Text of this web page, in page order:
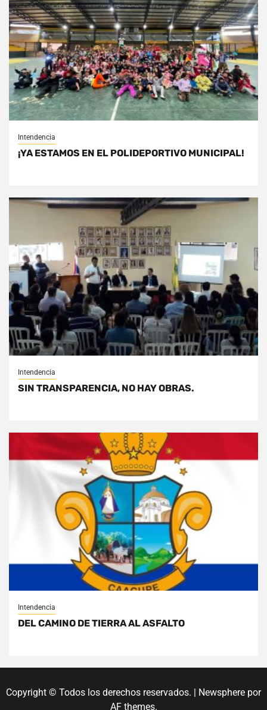
Intendencia
¡YA ESTAMOS EN EL POLIDEPORTIVO MUNICIPAL!
Intendencia
SIN TRANSPARENCIA, NO HAY OBRAS.
Intendencia
DEL CAMINO DE TIERRA AL ASFALTO
Copyright © Todos los derechos reservados. | Newsphere por
AF themes.